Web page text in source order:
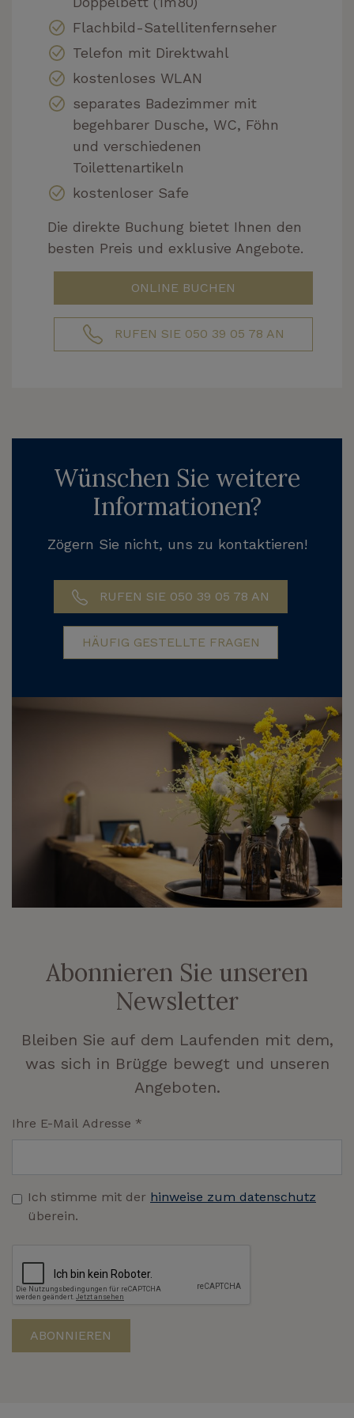
Flachbild-Satellitenfernseher
Telefon mit Direktwahl
kostenloses WLAN
separates Badezimmer mit
begehbarer Dusche, WC, Föhn
und verschiedenen
Toilettenartikeln
kostenloser Safe
Die direkte Buchung bietet Ihnen den
besten Preis und exklusive Angebote.
ONLINE BUCHEN
RUFEN SIE 050 39 05 78 AN
Wünschen Sie weitere
Informationen?
Zögern Sie nicht, uns zu kontaktieren!
RUFEN SIE 050 39 05 78 AN
HÄUFIG GESTELLTE FRAGEN
Abonnieren Sie unseren
Newsletter
Bleiben Sie auf dem Laufenden mit dem,
was sich in Brügge bewegt und unseren
Angeboten.
Ihre E-Mail Adresse *
Ich stimme mit der hinweise zum datenschutz
überein.